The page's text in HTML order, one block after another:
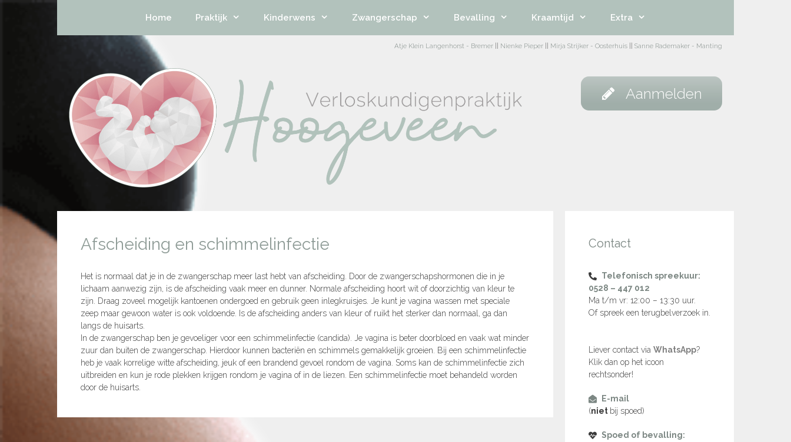
Home Praktijk Kinderwens Zwangerschap Bevalling Kraamtijd Extra
Atje Klein Langenhorst - Bremer Nienke Pieper Mirja Strijker - Oosterhuis Sanne Rademaker - Manting
Aanmelden
Afscheiding en schimmelinfectie
Het is normaal dat je in de zwangerschap meer last hebt van afscheiding. Door de zwangerschapshormonen die in je
lichaam aanwezig zijn, is de afscheiding vaak meer en dunner. Normale afscheiding hoort wit of doorzichtig van kleur te
zijn. Draag zoveel mogelijk kantoenen ondergoed en gebruik geen inlegkruisjes. Je kunt je vagina wassen met speciale
zeep maar gewoon water is ook voldoende. Is de afscheiding anders van kleur of ruikt het sterker dan normaal, ga dan
langs de huisarts.
In de zwangerschap ben je gevoeliger voor een schimmelinfectie (candida). Je vagina is beter doorbloed en vaak wat minder
zuur dan buiten de zwangerschap. Hierdoor kunnen bacteriën en schimmels gemakkelijk groeien. Bij een schimmelinfectie
heb je vaak korrelige witte afscheiding, jeuk of een brandend gevoel rondom de vagina. Soms kan de schimmelinfectie zich
uitbreiden en kun je rode plekken krijgen rondom je vagina of in de liezen. Een schimmelinfectie moet behandeld worden
door de huisarts.
Contact
Telefonisch spreekuur:
0528 – 447 012
Ma t/m vr: 12:00 – 13:30 uur.
Of spreek een terugbelverzoek in.
Liever contact via WhatsApp?
Klik dan op het icoon
rechtsonder!
E-mail
(niet bij spoed)
Spoed of bevalling: